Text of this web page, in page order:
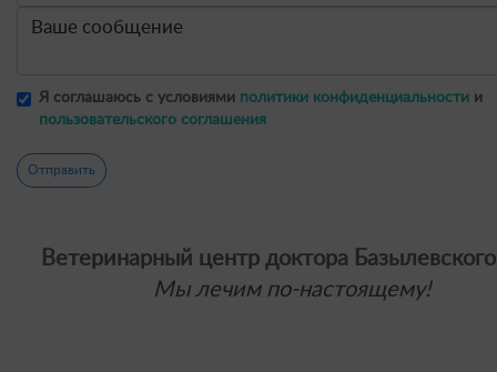
Я соглашаюсь с условиями политики конфиденциальности и
пользовательского соглашения
Отправить
Ветеринарный центр доктора
Мы лечим по-настоящему!